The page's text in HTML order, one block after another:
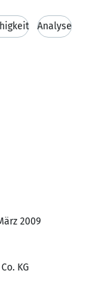
Analyse
2009
KG